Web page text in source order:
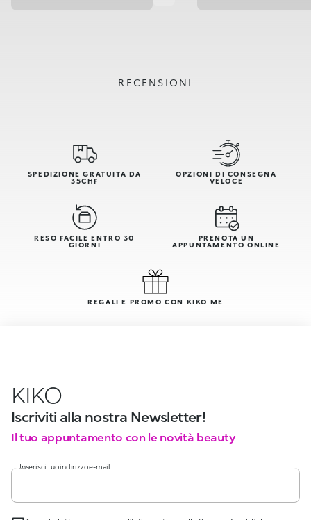
RECENSIONI
SPEDIZIONE GRATUITA DA
35CHF
OPZIONI DI CONSEGNA
VELOCE
RESO FACILE ENTRO 30
GIORNI
PRENOTA UN
APPUNTAMENTO ONLINE
REGALI E PROMO CON KIKO ME
KIKO
Iscriviti alla nostra Newsletter!
Il tuo appuntamento con le novità beauty
Inserisci tuo indirizzo e-mail